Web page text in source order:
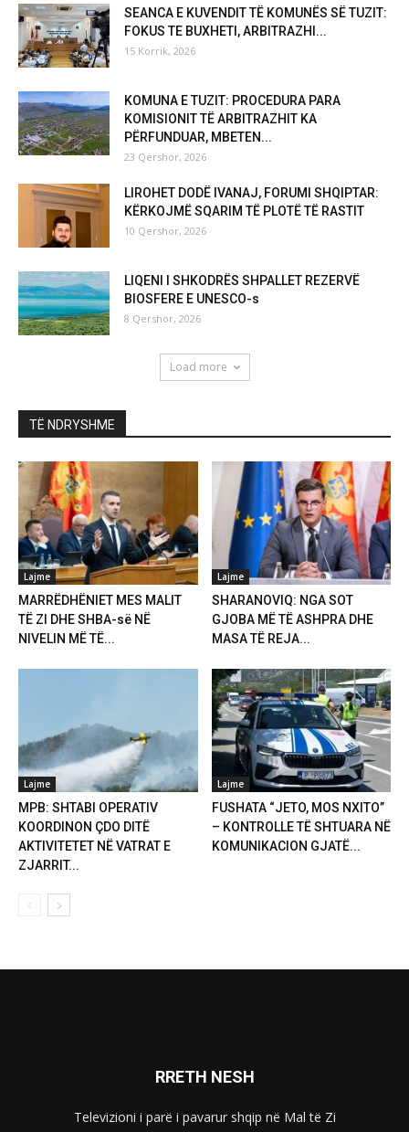
SEANCA E KUVENDIT TË KOMUNËS SË TUZIT:
FOKUS TE BUXHETI, ARBITRAZHI...
15 Korrik, 2026
KOMUNA E TUZIT: PROCEDURA PARA
KOMISIONIT TË ARBITRAZHIT KA
PËRFUNDUAR, MBETEN...
23 Qershor, 2026
LIROHET DODË IVANAJ, FORUMI SHQIPTAR:
KËRKOJMË SQARIM TË PLOTË TË RASTIT
10 Qershor, 2026
LIQENI I SHKODRËS SHPALLET REZERVË
BIOSFERE E UNESCO-s
8 Qershor, 2026
Load more
TË NDRYSHME
Lajme
MARRËDHËNIET MES MALIT
TË ZI DHE SHBA-së NË
NIVELIN MË TË...
Lajme
SHARANOVIQ: NGA SOT
GJOBA MË TË ASHPRA DHE
MASA TË REJA...
Lajme
MPB: SHTABI OPERATIV
KOORDINON ÇDO DITË
AKTIVITETET NË VATRAT E
ZJARRIT...
Lajme
FUSHATA “JETO, MOS NXITO”
– KONTROLLE TË SHTUARA NË
KOMUNIKACION GJATË...
RRETH NESH
Televizioni i parë i pavarur shqip në Mal të Zi